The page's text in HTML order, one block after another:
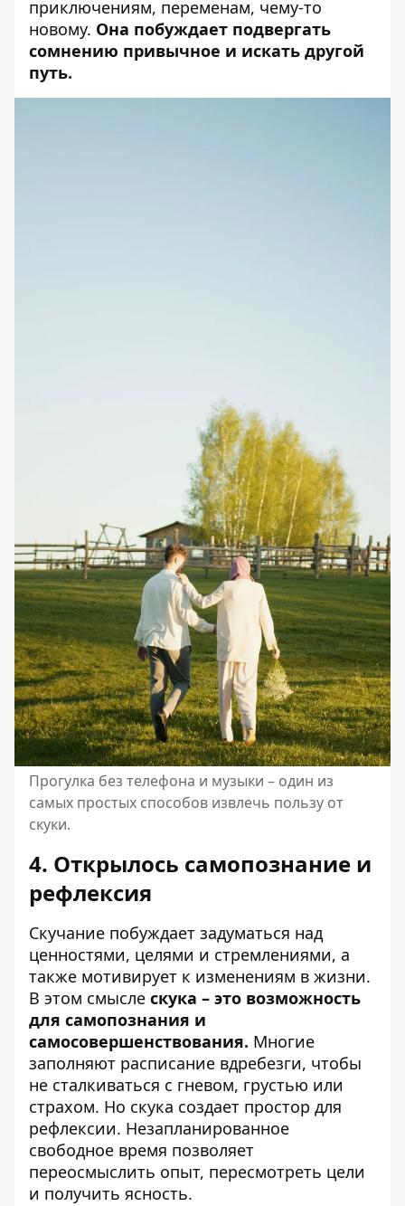
приключениям, переменам, чему-то
новому. Она побуждает подвергать
сомнению привычное и искать другой
путь.
Прогулка без телефона и музыки – один из
самых простых способов извлечь пользу от
скуки.
4. Открылось самопознание и
рефлексия
Скучание побуждает задуматься над
ценностями, целями и стремлениями, а
также мотивирует к изменениям в жизни.
В этом смысле скука – это возможность
для самопознания и
самосовершенствования. Многие
заполняют расписание вдребезги, чтобы
не сталкиваться с гневом, грустью или
страхом. Но скука создает простор для
рефлексии. Незапланированное
свободное время позволяет
переосмыслить опыт, пересмотреть цели
и получить ясность.